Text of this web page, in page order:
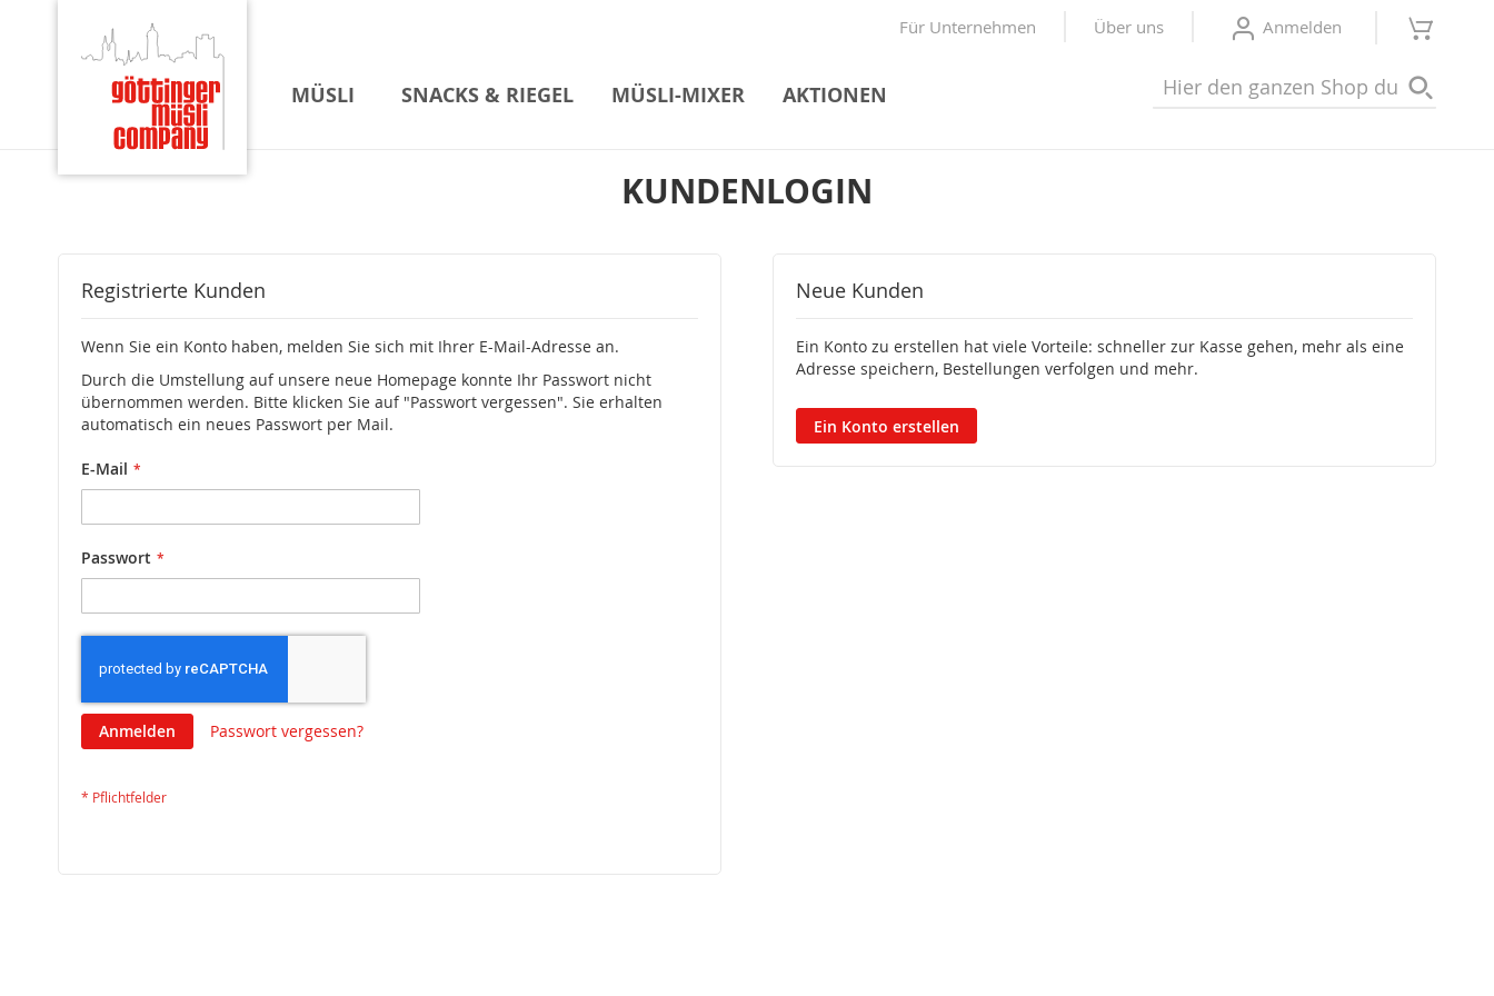
DirektFür Unternehmen Über uns Anmelden
MÜSLI SNACKS & RIEGEL MÜSLI-MIXER AKTIONEN
KUNDENLOGIN
Registrierte Kunden
Wenn Sie ein Konto haben, melden Sie sich mit Ihrer E-Mail-Adresse an.
Durch die Umstellung auf unsere neue Homepage konnte Ihr Passwort nicht
übernommen werden. Bitte klicken Sie auf "Passwort vergessen". Sie erhalten
automatisch ein neues Passwort per Mail.
E-Mail
Passwort
Anmelden Passwort vergessen?
Neue Kunden
Ein Konto zu erstellen hat viele Vorteile: schneller zur Kasse gehen, mehr als eine
Adresse speichern, Bestellungen verfolgen und mehr.
Ein Konto erstellen